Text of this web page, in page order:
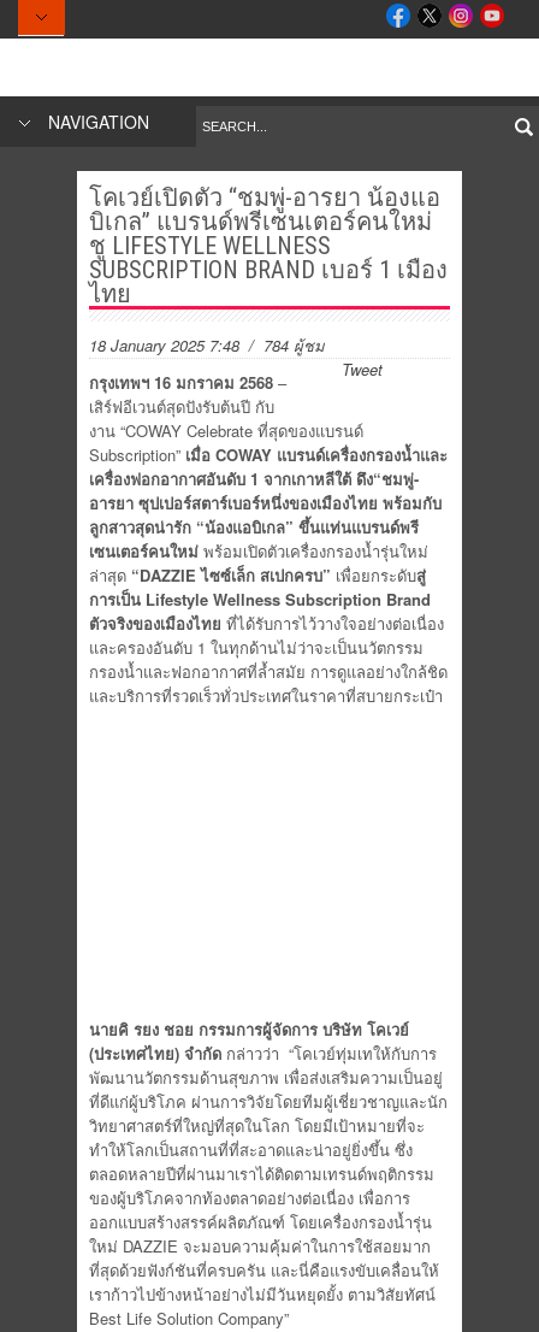
NAVIGATION
โคเวย์เปิดตัว “ชมพู่-อารยา น้องแอ
บิเกล” แบรนด์พรีเซนเตอร์คนใหม่
ชู LIFESTYLE WELLNESS
SUBSCRIPTION BRAND เบอร์ 1 เมือง
ไทย
18 January 2025 7:48 / 784 ผู้ชม
Tweet
กรุงเทพฯ 16 มกราคม 2568 –
เสิร์ฟอีเวนต์สุดปังรับต้นปี กับ
งาน “COWAY Celebrate ที่สุดของแบรนด์
Subscription” เมื่อ COWAY แบรนด์เครื่องกรองน้ำและ
เครื่องฟอกอากาศอันดับ 1 จากเกาหลีใต้ ดึง“ชมพู่-
อารยา ซุปเปอร์สตาร์เบอร์หนึ่งของเมืองไทย พร้อมกับ
ลูกสาวสุดน่ารัก “น้องแอบิเกล” ขึ้นแท่นแบรนด์พรี
เซนเตอร์คนใหม่ พร้อมเปิดตัวเครื่องกรองน้ำรุ่นใหม่
ล่าสุด “DAZZIE ไซซ์เล็ก สเปกครบ” เพื่อยกระดับสู่
การเป็น Lifestyle Wellness Subscription Brand
ตัวจริงของเมืองไทย ที่ได้รับการไว้วางใจอย่างต่อเนื่อง
และครองอันดับ 1 ในทุกด้านไม่ว่าจะเป็นนวัตกรรม
กรองน้ำและฟอกอากาศที่ล้ำสมัย การดูแลอย่างใกล้ชิด
และบริการที่รวดเร็วทั่วประเทศในราคาที่สบายกระเป๋า
นายคิ รยง ชอย กรรมการผู้จัดการ บริษัท โคเวย์
(ประเทศไทย) จำกัด กล่าวว่า “โคเวย์ทุ่มเทให้กับการ
พัฒนานวัตกรรมด้านสุขภาพ เพื่อส่งเสริมความเป็นอยู่
ที่ดีแก่ผู้บริโภค ผ่านการวิจัยโดยทีมผู้เชี่ยวชาญและนัก
วิทยาศาสตร์ที่ใหญ่ที่สุดในโลก โดยมีเป้าหมายที่จะ
ทำให้โลกเป็นสถานที่ที่สะอาดและน่าอยู่ยิ่งขึ้น ซึ่ง
ตลอดหลายปีที่ผ่านมาเราได้ติดตามเทรนด์พฤติกรรม
ของผู้บริโภคจากท้องตลาดอย่างต่อเนื่อง เพื่อการ
ออกแบบสร้างสรรค์ผลิตภัณฑ์ โดยเครื่องกรองน้ำรุ่น
ใหม่ DAZZIE จะมอบความคุ้มค่าในการใช้สอยมาก
ที่สุดด้วยฟังก์ชันที่ครบครัน และนี่คือแรงขับเคลื่อนให้
เราก้าวไปข้างหน้าอย่างไม่มีวันหยุดยั้ง ตามวิสัยทัศน์
Best Life Solution Company”